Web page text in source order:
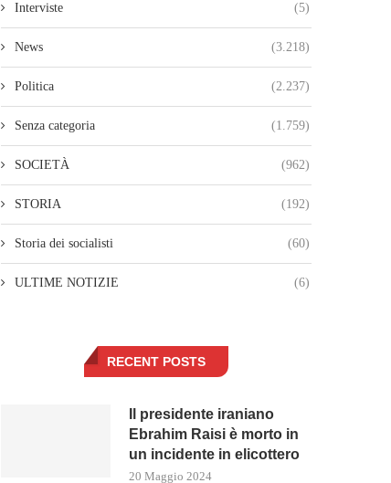
Interviste (5)
News (3.218)
Politica (2.237)
Senza categoria (1.759)
SOCIETÀ (962)
STORIA (192)
Storia dei socialisti (60)
ULTIME NOTIZIE (6)
RECENT POSTS
Il presidente iraniano
Ebrahim Raisi è morto in
un incidente in elicottero
20 Maggio 2024